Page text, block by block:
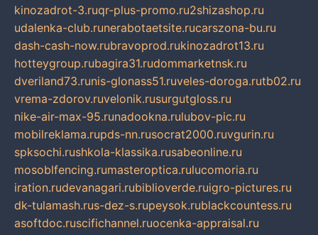
kinozadrot-3.ruqr-plus-promo.ru2shizashop.ru
udalenka-club.runerabotaetsite.rucarszona-bu.ru
dash-cash-now.rubravoprod.rukinozadrot13.ru
hotteygroup.rubagira31.rudommarketnsk.ru
dveriland73.runis-glonass51.ruveles-doroga.rutb02.ru
vrema-zdorov.ruvelonik.rusurgutgloss.ru
nike-air-max-95.runadookna.rulubov-pic.ru
mobilreklama.rupds-nn.rusocrat2000.ruvgurin.ru
spksochi.rushkola-klassika.rusabeonline.ru
mosoblfencing.rumasteroptica.rulucomoria.ru
iration.rudevanagari.rubiblioverde.ruigro-pictures.ru
dk-tulamash.rus-dez-s.rupeysok.rublackcountess.ru
asoftdoc.ruscifichannel.ruocenka-appraisal.ru